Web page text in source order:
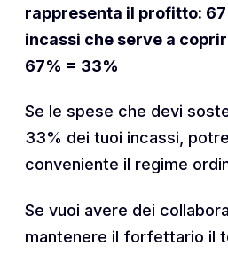
rappresenta il profitto:
incassi che serve a
67% = 33%
Se le spese che devi
33% dei tuoi incassi,
conveniente il regime
Se vuoi avere dei
mantenere il forfettario il